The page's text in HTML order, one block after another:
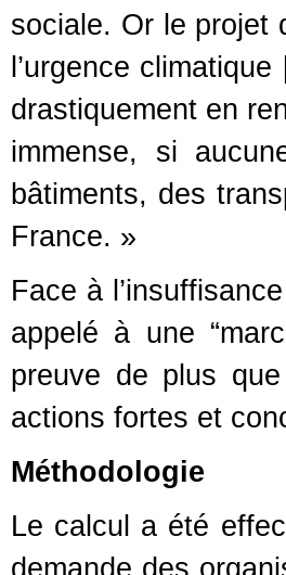
sociale. Or le projet
l’urgence
drastiquement en
immense, si
bâtiments, des
France. »
Face à
appelé à une
preuve de plus
actions fortes et
Méthodologie
Le calcul a été
demande des